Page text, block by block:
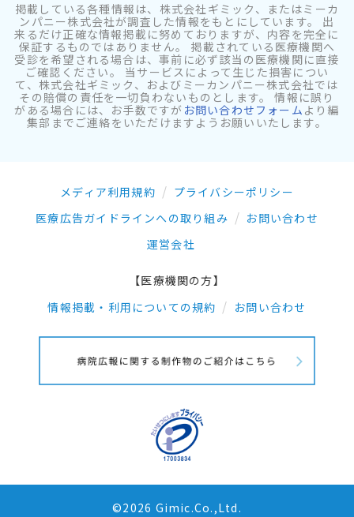
掲載している各種情報は、株式会社ギミック、またはミーカ
ンパニー株式会社が調査した情報をもとにしています。 出
来るだけ正確な情報掲載に努めておりますが、内容を完全に
保証するものではありません。 掲載されている医療機関へ
受診を希望される場合は、事前に必ず該当の医療機関に直接
ご確認ください。 当サービスによって生じた損害につい
て、株式会社ギミック、およびミーカンパニー株式会社では
その賠償の責任を一切負わないものとします。 情報に誤り
がある場合には、お手数ですが お問い合わせフォーム より編
集部までご連絡をいただけますようお願いいたします。
メディア利用規約
プライバシーポリシー
医療広告ガイドラインへの取り組み
お問い合わせ
運営会社
【医療機関の方】
情報掲載・利用についての規約
お問い合わせ
©2026 Gimic.Co.,Ltd.